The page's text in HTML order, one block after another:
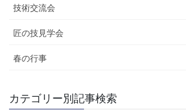
技術交流会
匠の技見学会
春の行事
カテゴリー別記事検索